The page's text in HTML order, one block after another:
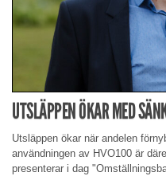
UTSLÄPPEN ÖKAR MED
Utsläppen ökar när andelen
användningen av HVO100 är
presenterar i dag